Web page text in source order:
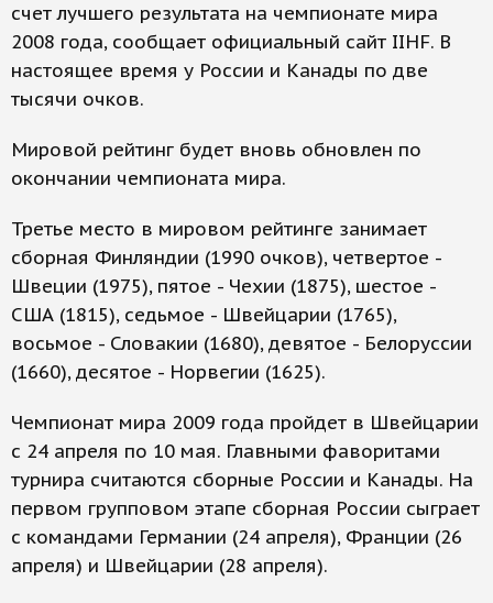
счет лучшего результата на чемпионате мира
2008 года, сообщает официальный сайт IIHF. В
настоящее время у России и Канады по две
тысячи очков.
Мировой рейтинг будет вновь обновлен по
окончании чемпионата мира.
Третье место в мировом рейтинге занимает
сборная Финляндии (1990 очков), четвертое -
Швеции (1975), пятое - Чехии (1875), шестое -
США (1815), седьмое - Швейцарии (1765),
восьмое - Словакии (1680), девятое - Белоруссии
(1660), десятое - Норвегии (1625).
Чемпионат мира 2009 года пройдет в Швейцарии
с 24 апреля по 10 мая. Главными фаворитами
турнира считаются сборные России и Канады. На
первом групповом этапе сборная России сыграет
с командами Германии (24 апреля), Франции (26
апреля) и Швейцарии (28 апреля).